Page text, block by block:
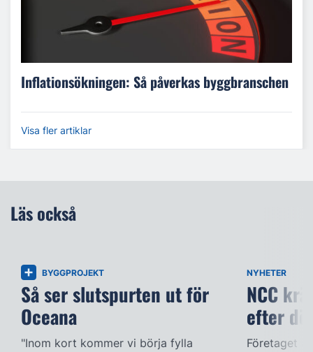
Inflationsökningen: Så påverkas byggbranschen
Visa fler artiklar
Läs också
BYGGPROJEKT
Så ser slutspurten ut för
Oceana
"Inom kort kommer vi börja fylla
NYHETER
NCC
efter
Företaget